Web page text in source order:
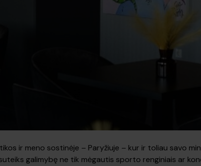
ir meno sostinėje – Paryžiuje – kur ir toliau savo
galimybę ne tik mėgautis sporto renginiais ar